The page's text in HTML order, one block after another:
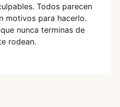
Todos parecen
motivos para hacerlo.
nunca terminas de
rodean.